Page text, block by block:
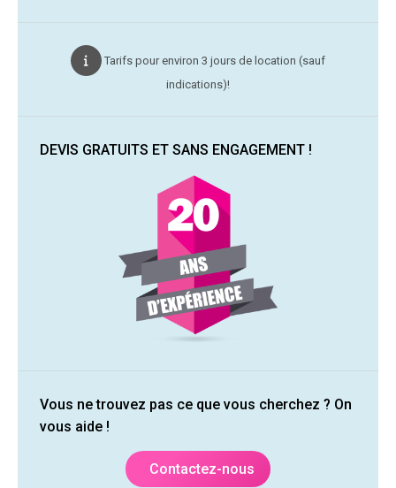
Tarifs pour environ 3 jours de location (sauf
indications)!
DEVIS GRATUITS ET SANS ENGAGEMENT !
Vous ne trouvez pas ce que vous cherchez ? On
vous aide !
Contactez-nous